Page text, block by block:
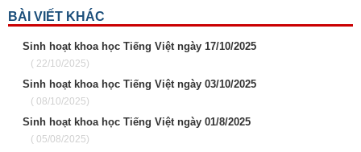
BÀI VIẾT KHÁC
Sinh hoạt khoa học Tiếng Việt ngày 17/10/2025
( 22/10/2025)
Sinh hoạt khoa học Tiếng Việt ngày 03/10/2025
( 08/10/2025)
Sinh hoạt khoa học Tiếng Việt ngày 01/8/2025
( 05/08/2025)